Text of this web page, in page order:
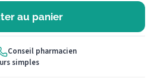
au panier
Conseil pharmacien
simples